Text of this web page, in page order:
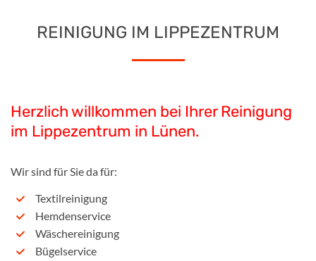
REINIGUNG IM LIPPEZENTRUM
Herzlich willkommen bei Ihrer Reinigung
im Lippezentrum in Lünen.
Wir sind für Sie da für:
Textilreinigung
Hemdenservice
Wäschereinigung
Bügelservice